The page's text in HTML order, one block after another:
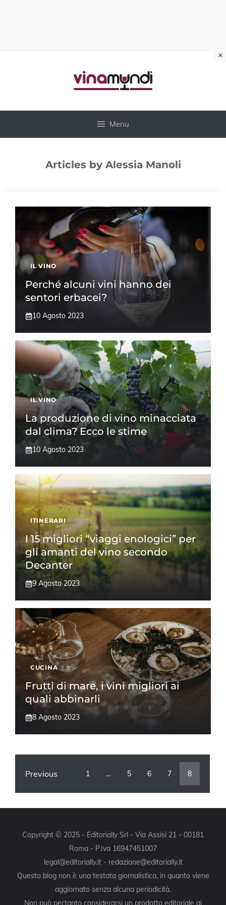
Menu
Articles by Alessia Manoli
IL VINO
Perché alcuni vini hanno dei
sentori erbacei?
10 Agosto 2023
IL VINO
La produzione di vino minacciata
dal clima? Ecco le stime
10 Agosto 2023
ITINERARI
I 15 migliori “viaggi enologici” per
gli amanti del vino secondo
Decanter
9 Agosto 2023
CUCINA
Frutti di mare, i vini migliori ai
quali abbinarli
8 Agosto 2023
Previous 1 … 5 6 7 8
Copyright © 2025 - Editorially Srl - Via Assisi 21 - 00181
Roma - P.Iva 16947451007
legal@editorially.it - redazione@editorially.it
Questo blog non è una testata giornalistica, in quanto viene
aggiornato senza alcuna periodicità.
Non può pertanto considerarsi un prodotto editoriale ai
×